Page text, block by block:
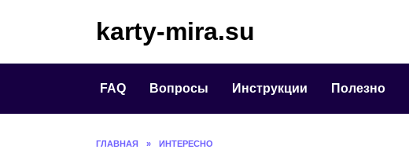
karty-mira.su
FAQ Вопросы Инструкции Полезно
ГЛАВНАЯ » ИНТЕРЕСНО